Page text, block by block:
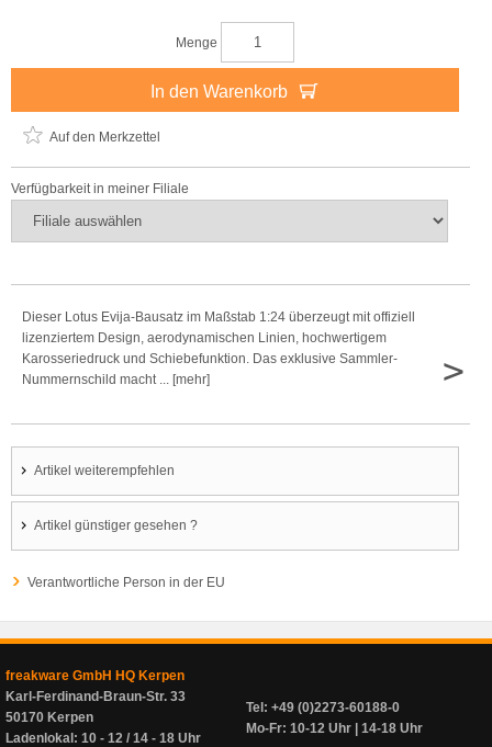
Menge
In den Warenkorb
Auf den Merkzettel
Verfügbarkeit in meiner Filiale
Dieser Lotus Evija-Bausatz im Maßstab 1:24 überzeugt mit offiziell
lizenziertem Design, aerodynamischen Linien, hochwertigem
Karosseriedruck und Schiebefunktion. Das exklusive Sammler-
Nummernschild macht ... [mehr]
>
Artikel weiterempfehlen
Artikel günstiger gesehen ?
Verantwortliche Person in der EU
freakware GmbH HQ Kerpen
Karl-Ferdinand-Braun-Str. 33
50170 Kerpen
Ladenlokal: 10 - 12 / 14 - 18 Uhr
Tel: +49 (0)2273-60188-0
Mo-Fr: 10-12 Uhr | 14-18 Uhr